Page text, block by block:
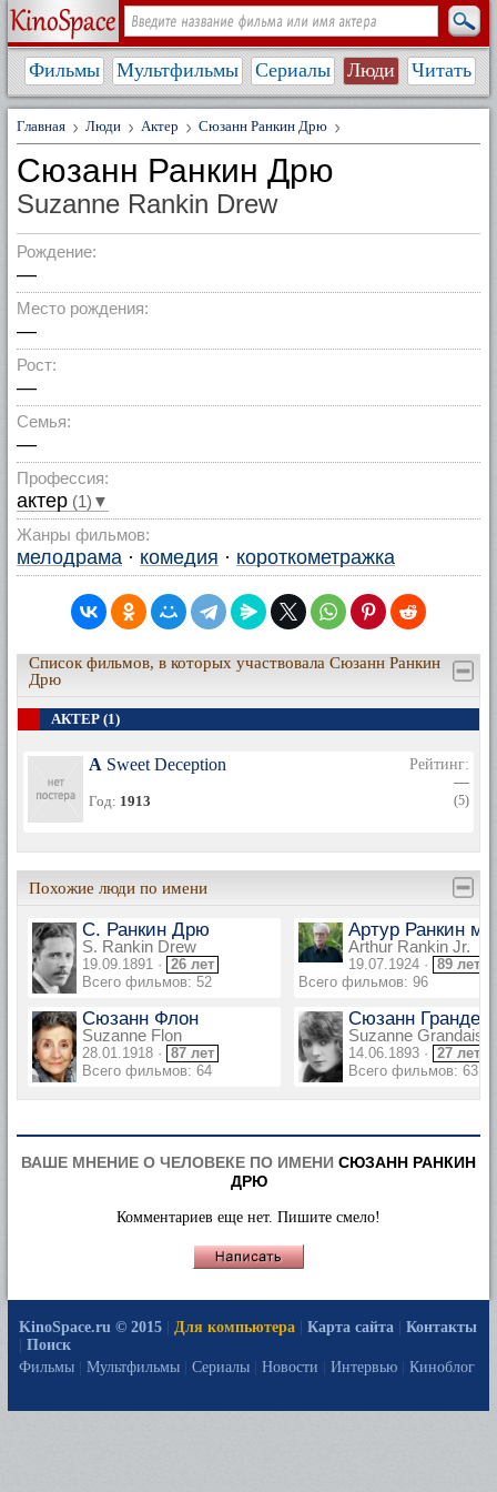
Фильмы Мультфильмы Сериалы Люди Читать
Главная Люди Актер Сюзанн Ранкин Дрю
Сюзанн Ранкин Дрю
Suzanne Rankin Drew
Рождение:
—
Место рождения:
—
Рост:
—
Семья:
—
Профессия:
актер (1)▼
Жанры фильмов:
мелодрама · комедия · короткометражка
Список фильмов, в которых участвовала Сюзанн Ранкин
Дрю
АКТЕР (1)
A Sweet Deception
Год: 1913
Рейтинг:
—
(5)
Похожие люди по имени
С. Ранкин Дрю
S. Rankin Drew
19.09.1891 · 26 лет
Всего фильмов: 52
Артур Ранкин
Arthur Rankin Jr.
19.07.1924 · 89 лет
Всего фильмов: 96
Сюзанн Флон
Suzanne Flon
28.01.1918 · 87 лет
Всего фильмов: 64
Сюзанн Гранде
Suzanne Grandais
14.06.1893 · 27 лет
Всего фильмов: 63
ВАШЕ МНЕНИЕ О ЧЕЛОВЕКЕ ПО ИМЕНИ СЮЗАНН РАНКИН
ДРЮ
Комментариев еще нет. Пишите смело!
KinoSpace.ru © 2015 Для компьютера Карта сайта
Контакты
Поиск
Фильмы
Мультфильмы Сериалы Новости Интервью Киноблог